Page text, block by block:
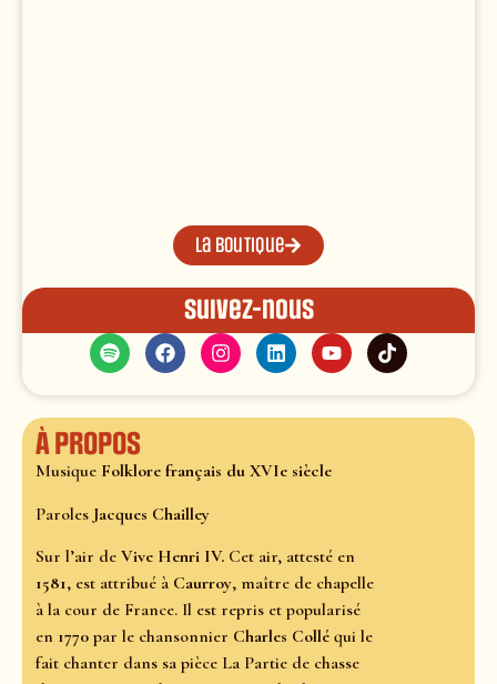
La boutique
Suivez-nous
À propos
Musique Folklore français du XVIe siècle
Paroles Jacques Chailley
Sur l’air de Vive Henri IV. Cet air, attesté en
1581, est attribué à Caurroy, maître de chapelle
à la cour de France. Il est repris et popularisé
en 1770 par le chansonnier Charles Collé qui le
fait chanter dans sa pièce La Partie de chasse